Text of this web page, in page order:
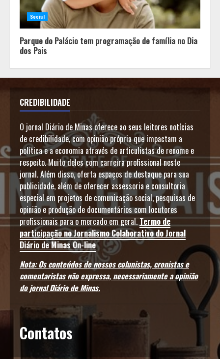
Social
Parque do Palácio tem programação de família no Dia
dos Pais
CREDIBILIDADE
O jornal Diário de Minas oferece ao seus leitores notícias
de credibilidade, com opinião própria que impactam a
política e a economia através de articulistas de renome e
respeito. Muito deles com carreira profissional neste
jornal. Além disso, oferta espaços de destaque para sua
publicidade, além de oferecer assessoria e consultoria
especial em projetos de comunicação social, pesquisas de
opinião e produção de documentários com locutores
profissionais para o mercado em geral.Termo de
participação no Jornalismo Colaborativo do Jornal
Diário de Minas On-line
Nota: Os conteúdos de nossos colunistas, cronistas e
comentaristas não expressa, necessariamente a opinião
do jornal Diário de Minas.
Contatos